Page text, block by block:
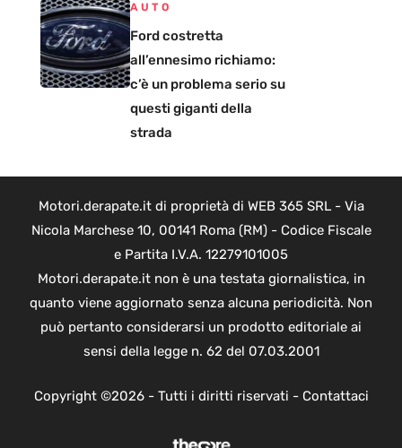
AUTO
Ford costretta
all’ennesimo richiamo:
c’è un problema serio su
questi giganti della
strada
Motori.derapate.it di proprietà di WEB 365 SRL - Via
Nicola Marchese 10, 00141 Roma (RM) - Codice Fiscale
e Partita I.V.A. 12279101005
Motori.derapate.it non è una testata giornalistica, in
quanto viene aggiornato senza alcuna periodicità. Non
può pertanto considerarsi un prodotto editoriale ai
sensi della legge n. 62 del 07.03.2001
Copyright ©2026 - Tutti i diritti riservati - Contattaci